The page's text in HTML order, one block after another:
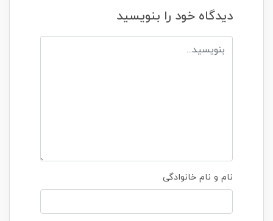
دیدگاه خود را بنویسید
نام و نام خانوادگی